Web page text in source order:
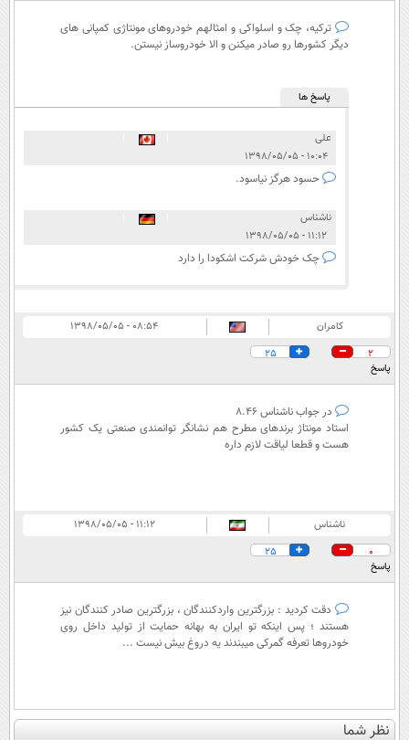
ترکیه، چک و اسلواکی و امثالهم خودروهای مونتاژی کمپانی های
دیگر کشورها رو صادر میکنن و الا خودروساز نیستن.
پاسخ ها
علی
۱۰:۰۴ - ۱۳۹۸/۰۵/۰۵
حسود هرگز نیاسود.
ناشناس
۱۱:۱۲ - ۱۳۹۸/۰۵/۰۵
چک خودش شرکت اشکودا را دارد
کامران
۰۸:۵۴ - ۱۳۹۸/۰۵/۰۵
2
25
پاسخ
در جواب ناشناس 8.46
استاد مونتاژ برندهای مطرح هم نشانگر توانمندی صنعتی یک کشور
هست و قطعا لیاقت لازم داره
ناشناس
۱۱:۱۲ - ۱۳۹۸/۰۵/۰۵
0
25
پاسخ
دقت کردید : بزرگترین واردکنندگان ، بزرگترین صادر کنندگان نیز
هستند ؛ پس اینکه تو ایران به بهانه حمایت از تولید داخل روی
خودروها تعرفه گمرکی میبندند یه دروغ بیش نیست ...
نظر شما